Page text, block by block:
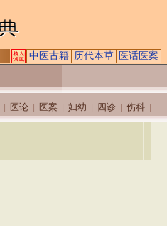
中医古籍 历代本草 医话医案
医论 医案 妇幼 四诊 伤科